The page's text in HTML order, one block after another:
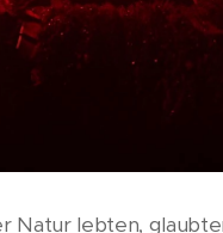
Natur lebten,